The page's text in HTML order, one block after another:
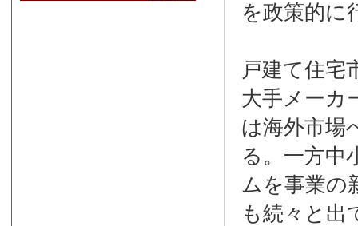
を政策的に
戸建て住宅
大手メーカ
は海外市場
る。一方中
ムを事業の
も続々と出